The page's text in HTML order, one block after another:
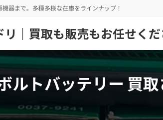
器まで。多種多様な在庫をラインナップ！
｜買取も販売もお任せくだ
ルトバッテリー 買